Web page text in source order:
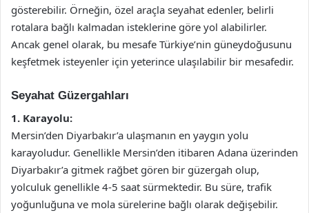
gösterebilir. Örneğin, özel araçla seyahat edenler, belirli
rotalara bağlı kalmadan isteklerine göre yol alabilirler.
Ancak genel olarak, bu mesafe Türkiye’nin güneydoğusunu
keşfetmek isteyenler için yeterince ulaşılabilir bir mesafedir.
Seyahat Güzergahları
1. Karayolu:
Mersin’den Diyarbakır’a ulaşmanın en yaygın yolu
karayoludur. Genellikle Mersin’den itibaren Adana üzerinden
Diyarbakır’a gitmek rağbet gören bir güzergah olup,
yolculuk genellikle 4-5 saat sürmektedir. Bu süre, trafik
yoğunluğuna ve mola sürelerine bağlı olarak değişebilir.